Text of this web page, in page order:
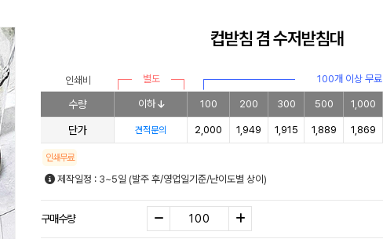
컵받침 겸 수저받침대
인쇄비 별도 100개 이상 무료
수량 이하 100 200 300 500 1,000
단가 견적문의 2,000 1,949 1,915 1,889 1,869
인쇄무료
제작일정 : 3~5일 (발주 후/영업일기준/난이도별 상이)
구매수량